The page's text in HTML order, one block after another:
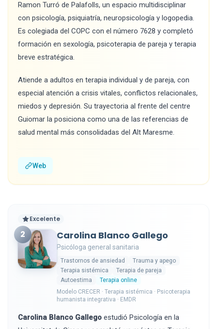
Ramon Turró de Palafolls, un espacio multidisciplinar
con psicología, psiquiatría, neuropsicología y logopedia.
Es colegiada del COPC con el número 7628 y completó
formación en sexología, psicoterapia de pareja y terapia
breve estratégica.
Atiende a adultos en terapia individual y de pareja, con
especial atención a crisis vitales, conflictos relacionales,
miedos y depresión. Su trayectoria al frente del centre
Guiomar la posiciona como una de las referencias de
salud mental más consolidadas del Alt Maresme.
Web
Excelente
2 Carolina Blanco Gallego
Psicóloga general sanitaria
Trastornos de ansiedad
Trauma y apego
Terapia sistémica
Terapia de pareja
Autoestima
Terapia online
Modelo CRECER · Terapia sistémica · Psicoterapia
humanista integrativa · EMDR
Carolina Blanco Gallego estudió Psicología en la